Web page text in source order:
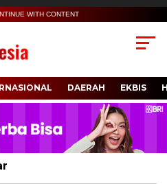
WITH CONTENT
DAERAH EKBIS